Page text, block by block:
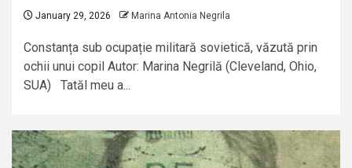
January 29, 2026 Marina Antonia Negrila
Constanța sub ocupație militară sovietică, văzută prin
ochii unui copil Autor: Marina Negrilă (Cleveland, Ohio,
SUA) Tatăl meu a...